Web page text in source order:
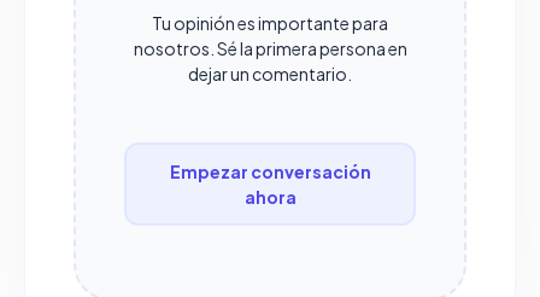
Tu opinión es importante para
nosotros. Sé la primera persona en
dejar un comentario.
Empezar conversación
ahora